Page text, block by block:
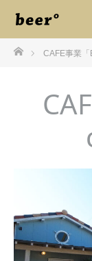
ホームCAFE事業